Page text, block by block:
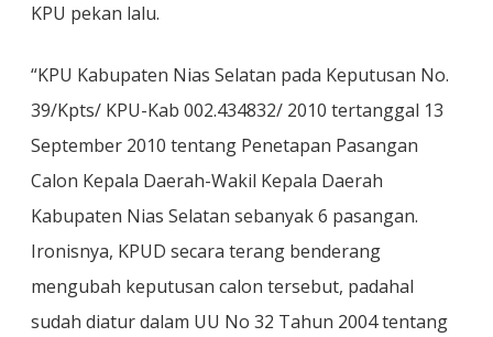
KPU pekan lalu.
“KPU Kabupaten Nias Selatan pada Keputusan No.
39/Kpts/ KPU-Kab 002.434832/ 2010 tertanggal 13
September 2010 tentang Penetapan Pasangan
Calon Kepala Daerah-Wakil Kepala Daerah
Kabupaten Nias Selatan sebanyak 6 pasangan.
Ironisnya, KPUD secara terang benderang
mengubah keputusan calon tersebut, padahal
sudah diatur dalam UU No 32 Tahun 2004 tentang